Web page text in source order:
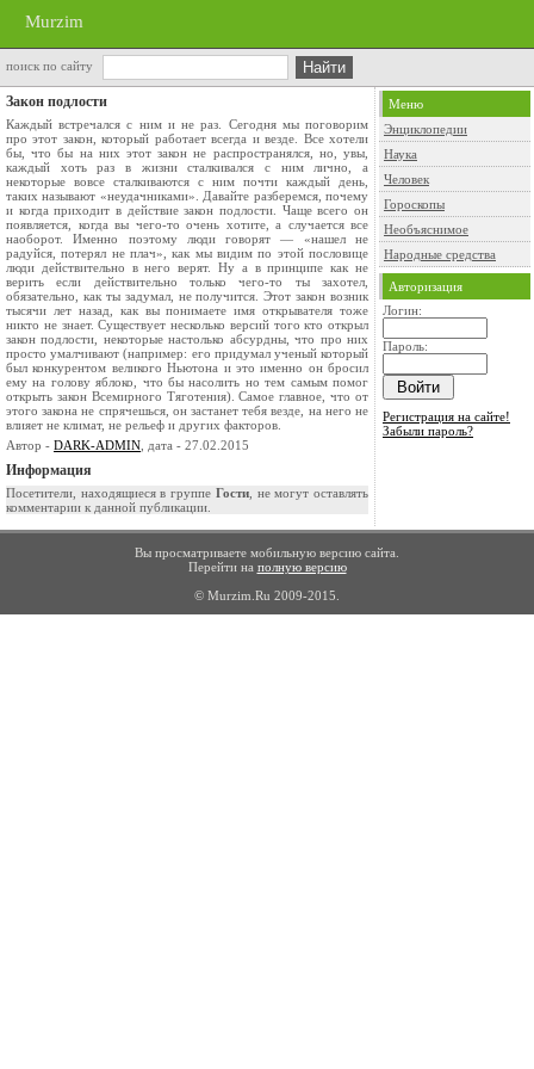
Murzim
поиск по сайту
Закон подлости
Каждый встречался с ним и не раз. Сегодня мы поговорим
про этот закон, который работает всегда и везде. Все хотели
бы, что бы на них этот закон не распространялся, но, увы,
каждый хоть раз в жизни сталкивался с ним лично, а
некоторые вовсе сталкиваются с ним почти каждый день,
таких называют «неудачниками». Давайте разберемся, почему
и когда приходит в действие закон подлости. Чаще всего он
появляется, когда вы чего-то очень хотите, а случается все
наоборот. Именно поэтому люди говорят — «нашел не
радуйся, потерял не плач», как мы видим по этой пословице
люди действительно в него верят. Ну а в принципе как не
верить если действительно только чего-то ты захотел,
обязательно, как ты задумал, не получится. Этот закон возник
тысячи лет назад, как вы понимаете имя открывателя тоже
никто не знает. Существует несколько версий того кто открыл
закон подлости, некоторые настолько абсурдны, что про них
просто умалчивают (например: его придумал ученый который
был конкурентом великого Ньютона и это именно он бросил
ему на голову яблоко, что бы насолить но тем самым помог
открыть закон Всемирного Тяготения). Самое главное, что от
этого закона не спрячешься, он застанет тебя везде, на него не
влияет не климат, не рельеф и других факторов.
Автор - DARK-ADMIN , дата - 27.02.2015
Информация
Посетители, находящиеся в группе Гости, не могут оставлять
комментарии к данной публикации.
Меню
Энциклопедии
Наука
Человек
Гороскопы
Необъяснимое
Народные средства
Авторизация
Логин:
Пароль:
Регистрация на сайте!
Забыли пароль?
Вы просматриваете мобильную версию сайта.
Перейти на полную версию
© Murzim.Ru 2009-2015.